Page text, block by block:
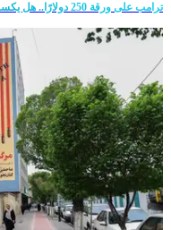
ترامب على ورقة 250 دولارًا.. هل يكسر قانون الـ150 عامًا؟